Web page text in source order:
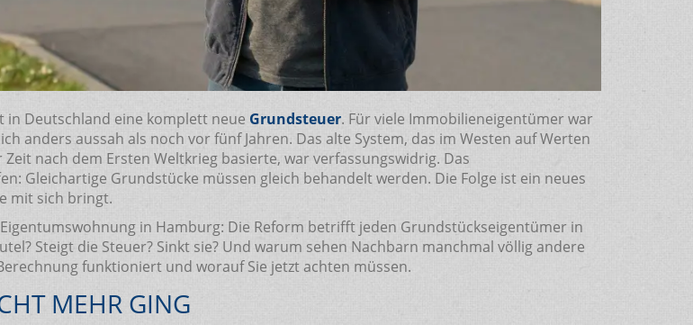
in Deutschland eine komplett neue Grundsteuer. Für viele Immobilieneigentümer war
anders aussah als noch vor fünf Jahren. Das alte System, das im Westen auf Werten
nach dem Ersten Weltkrieg basierte, war verfassungswidrig. Das
Gleichartige Grundstücke müssen gleich behandelt werden. Die Folge ist ein neues
mit sich bringt.
in Hamburg: Die Reform betrifft jeden Grundstückseigentümer in
Steigt die Steuer? Sinkt sie? Und warum sehen Nachbarn manchmal völlig andere
funktioniert und worauf Sie jetzt achten müssen.
MEHR GING